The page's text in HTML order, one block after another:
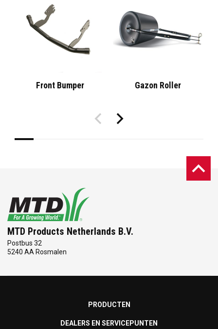
Front Bumper Gazon Roller
MTD Products Netherlands B.V.
Postbus 32
5240 AA Rosmalen
PRODUCTEN
DEALERS EN SERVICEPUNTEN